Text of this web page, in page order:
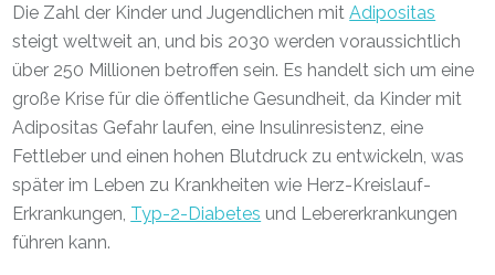
Die Zahl der Kinder und Jugendlichen mitAdipositas
steigt weltweit an, und bis 2030 werden voraussichtlich
über 250 Millionen betroffen sein. Es handelt sich um eine
große Krise für die öffentliche Gesundheit, da Kinder mit
Adipositas Gefahr laufen, eine Insulinresistenz, eine
Fettleber und einen hohen Blutdruck zu entwickeln, was
später im Leben zu Krankheiten wie Herz-Kreislauf-
Erkrankungen, Typ-2-Diabetes und Lebererkrankungen
führen kann.